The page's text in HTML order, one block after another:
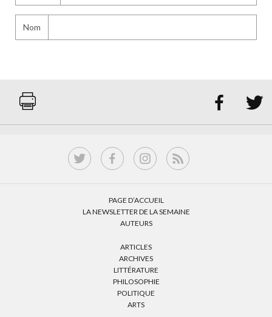
Nom
 
PAGE D’ACCUEIL
LA NEWSLETTER DE LA SEMAINE
AUTEURS
ARTICLES
ARCHIVES
LITTÉRATURE
PHILOSOPHIE
POLITIQUE
ARTS